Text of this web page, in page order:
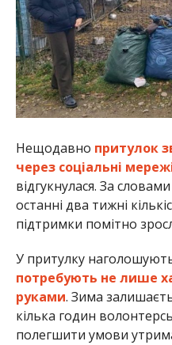
Нещодавно притулок
через соціальні
відгукнулася. За
останні два тижні
підтримки помітно
У притулку
потребують не лише
руками. Зима
кілька годин
полегшити умови